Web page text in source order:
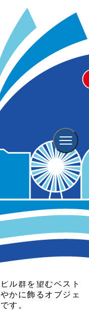
年06月18日更新
外エリアにある横
の前に広がるみな
ゆるやかにカーブ
ル群を望むベスト
かに飾るオブジェ
す。